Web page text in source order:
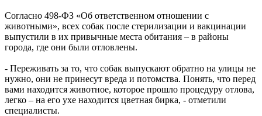
Согласно 498-ФЗ «Об ответственном отношении с
животными», всех собак после стерилизации и вакцинации
выпустили в их привычные места обитания – в районы
города, где они были отловлены.
- Переживать за то, что собак выпускают обратно на улицы не
нужно, они не принесут вреда и потомства. Понять, что перед
вами находится животное, которое прошло процедуру отлова,
легко – на его ухе находится цветная бирка, - отметили
специалисты.